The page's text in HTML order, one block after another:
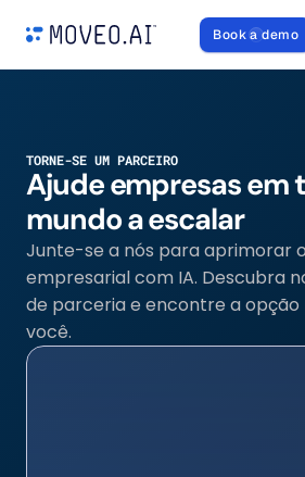
TORNE-SE UM PARCEIRO
Ajude empresas em
mundo a escalar
Junte-se a nós para aprimorar
empresarial com IA. Descubra
de parceria e encontre a
você.
Book a demo